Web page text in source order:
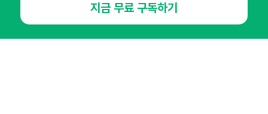
이용약관
instagramthreadkakaotalk
지금 무료 구독하기